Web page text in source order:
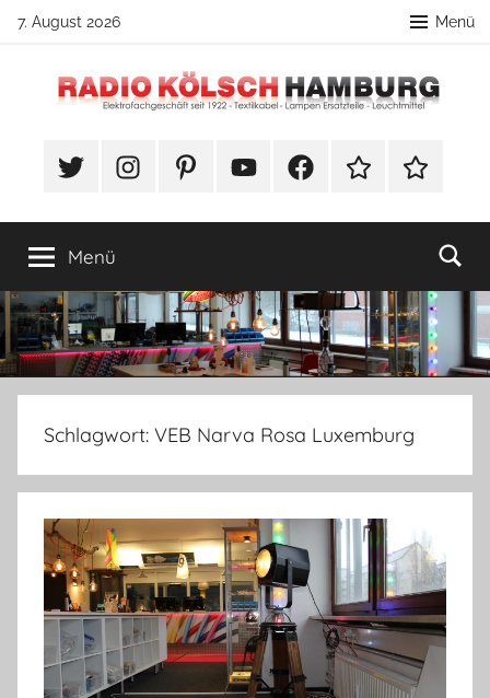
Zum
springen
7. August 2026 Menü
Radio
Hamburg
Lampenbau
#TwitterInstagramPinterestYouTubeFacebookTikTok Webshop
Menü
Schlagwort: VEB Narva Rosa Luxemburg